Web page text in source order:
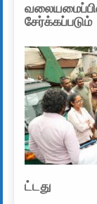
சேர்க்கப்படும்
ட்டது